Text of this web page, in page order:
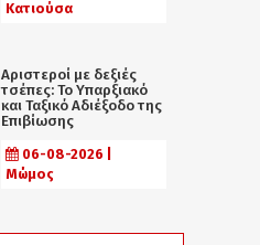
Κατιούσα
Αριστεροί με δεξιές
τσέπες: Το Υπαρξιακό
και Ταξικό Αδιέξοδο της
Επιβίωσης
06-08-2026 |
Μώμος